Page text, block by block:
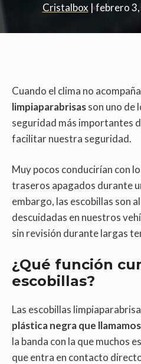
Cristalbox |febrero
Cuando el clima no
limpiaparabrisasson uno de
seguridad más importantes
facilitar nuestra seguridad.
Muy pocos conducirían con
traseros apagados durante
embargo, las escobillas son
descuidadas en nuestros
sin revisión durante largas
¿Qué función
escobillas?
Las escobillas
plástica negra que
la banda con la que muchos
que entra en contacto